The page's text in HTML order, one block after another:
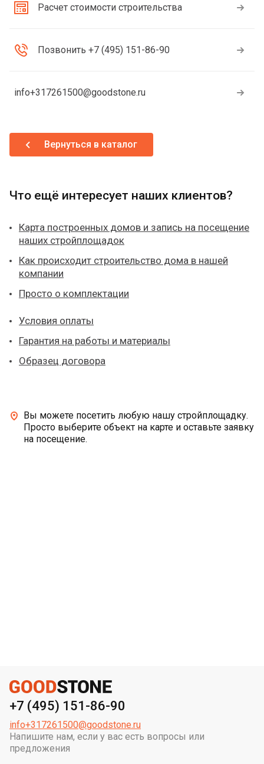
Расчет стоимости строительства
Позвонить +7 (495) 151-86-90
info+317261500@goodstone.ru
Вернуться в каталог
Что ещё интересует наших клиентов?
Карта построенных домов и запись на посещение
наших стройплощадок
Как происходит строительство дома в нашей
компании
Просто о комплектации
Условия оплаты
Гарантия на работы и материалы
Образец договора
Вы можете посетить любую нашу стройплощадку.
Просто выберите объект на карте и оставьте заявку
на посещение.
+7 (495) 151-86-90
Напишите нам, если у вас есть вопросы или
предложения
info+317261500@goodstone.ru